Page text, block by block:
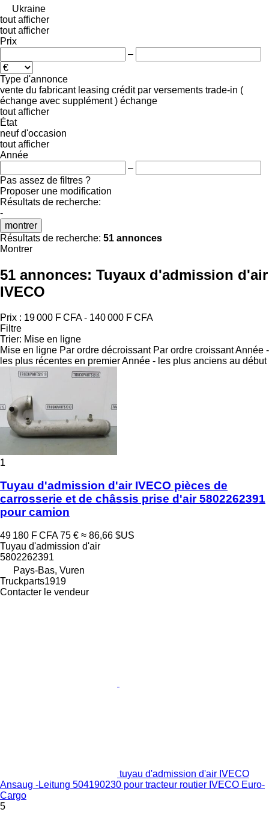
Ukraine
tout afficher
tout afficher
Prix
–
Type d'annonce
vente du fabricant leasing crédit par versements trade-in (
échange avec supplément ) échange
tout afficher
État
neuf d'occasion
tout afficher
Année
–
Pas assez de filtres ?
Proposer une modification
Résultats de recherche:
-
montrer
Résultats de recherche: 51 annonces
Montrer
51 annonces: Tuyaux d'admission d'air
IVECO
Prix : 19 000 F CFA - 140 000 F CFA
Filtre
Trier: Mise en ligne
Mise en ligne Par ordre décroissant Par ordre croissantAnnée -
les plus récentes en premierAnnée - les plus anciens au début
1
Tuyau d'admission d'air IVECO pièces de
carrosserie et de châssis prise d'air 5802262391
pour camion
49 180 F CFA 75 € ≈ 86,66 $US
Tuyau d'admission d'air
5802262391
Pays-Bas, Vuren
Truckparts1919
Contacter le vendeur
tuyau d'admission d'air IVECO
Ansaug -Leitung 504190230 pour tracteur routier IVECO Euro-
Cargo
5